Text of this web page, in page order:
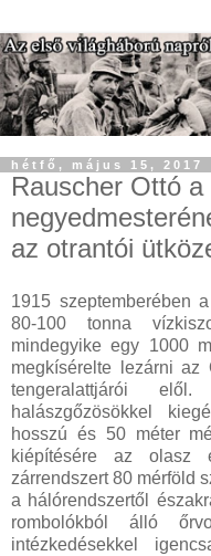
hétfő, május 15, 2017
Rauscher Ottó
az otrantói
1915 szeptemberében
80-100 tonna
mindegyike egy 1000
megkísérelte lezárni az
tengeralattjárói
halászgőzösökkel
hosszú és 50 méter
kiépítésére az
zárrendszert 80 mérföld
a hálórendszertől
rombolókból álló
intézkedésekkel